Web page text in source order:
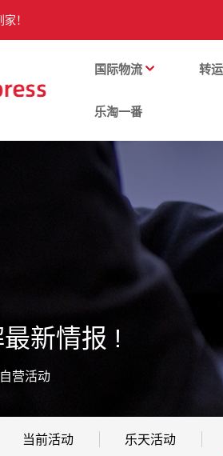
！
国际物流 转
乐淘一番
新情报 !
自营活动
当前活动 乐天活动